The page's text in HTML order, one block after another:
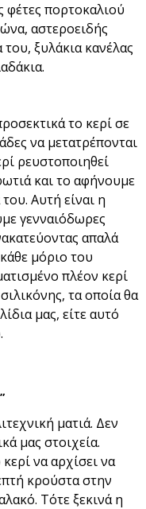
φέτες πορτοκαλιού
αστεροειδής
ξυλάκια κανέλας
το κερί σε
να μετατρέπονται
ρευστοποιηθεί
και το αφήνουμε
Αυτή είναι η
γενναιόδωρες
απαλά
μόριο του
πλέον κερί
τα οποία θα
μας, είτε αυτό
ματιά. Δεν
μας στοιχεία.
να αρχίσει να
κρούστα στην
Τότε ξεκινά η